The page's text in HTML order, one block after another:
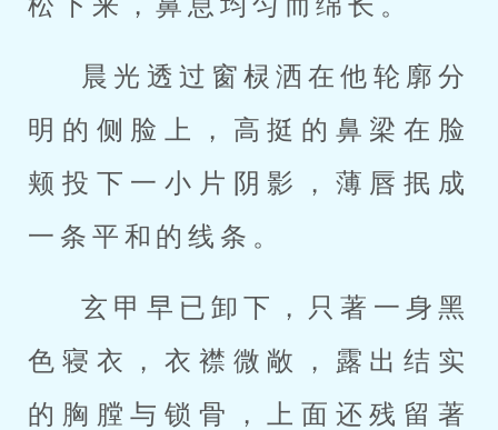
晨光透过窗棂洒在他轮廓分
明的侧脸上，高挺的鼻梁在脸
颊投下一小片阴影，薄唇抿成
一条平和的线条。
玄甲早已卸下，只著一身黑
色寝衣，衣襟微敞，露出结实
的胸膛与锁骨，上面还残留著